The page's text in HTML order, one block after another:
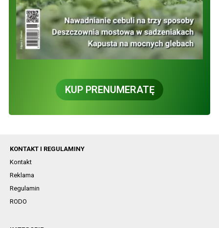
KUP PRENUMERATĘ
KONTAKT I REGULAMINY
Kontakt
Reklama
Regulamin
RODO